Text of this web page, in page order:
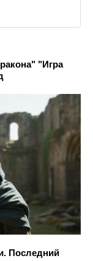
"Игра
Последний